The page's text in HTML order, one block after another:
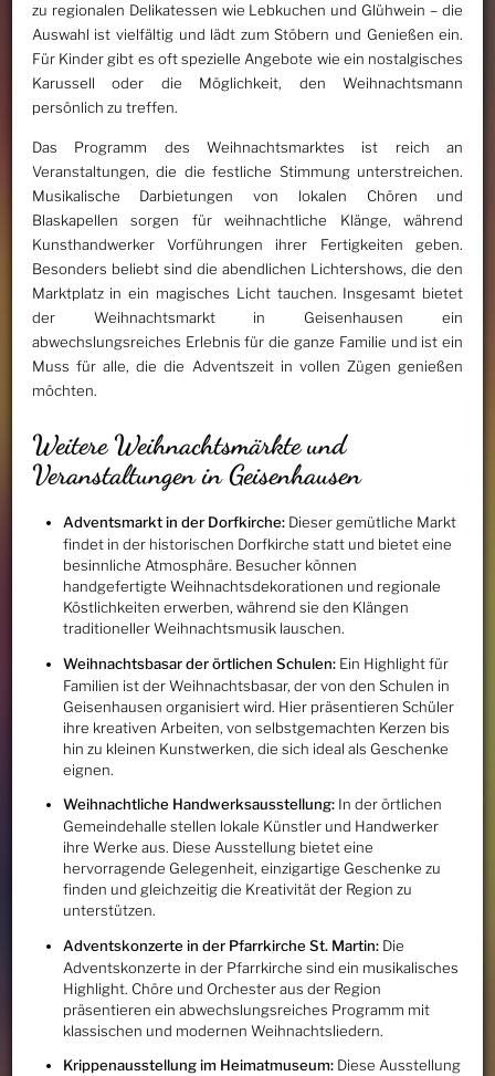
zu regionalen Delikatessen wie Lebkuchen und Glühwein – die
Auswahl ist vielfältig und lädt zum Stöbern und Genießen ein.
Für Kinder gibt es oft spezielle Angebote wie ein nostalgisches
Karussell oder die Möglichkeit, den Weihnachtsmann
persönlich zu treffen.
Das Programm des Weihnachtsmarktes ist reich an
Veranstaltungen, die die festliche Stimmung unterstreichen.
Musikalische Darbietungen von lokalen Chören und
Blaskapellen sorgen für weihnachtliche Klänge, während
Kunsthandwerker Vorführungen ihrer Fertigkeiten geben.
Besonders beliebt sind die abendlichen Lichtershows, die den
Marktplatz in ein magisches Licht tauchen. Insgesamt bietet
der Weihnachtsmarkt in Geisenhausen ein
abwechslungsreiches Erlebnis für die ganze Familie und ist ein
Muss für alle, die die Adventszeit in vollen Zügen genießen
möchten.
Weitere Weihnachtsmärkte und
Veranstaltungen in Geisenhausen
Adventsmarkt in der Dorfkirche:Dieser gemütliche Markt
findet in der historischen Dorfkirche statt und bietet eine
besinnliche Atmosphäre. Besucher können
handgefertigte Weihnachtsdekorationen und regionale
Köstlichkeiten erwerben, während sie den Klängen
traditioneller Weihnachtsmusik lauschen.
Weihnachtsbasar der örtlichen Schulen:Ein Highlight für
Familien ist der Weihnachtsbasar, der von den Schulen in
Geisenhausen organisiert wird. Hier präsentieren Schüler
ihre kreativen Arbeiten, von selbstgemachten Kerzen bis
hin zu kleinen Kunstwerken, die sich ideal als Geschenke
eignen.
Weihnachtliche Handwerksausstellung:In der örtlichen
Gemeindehalle stellen lokale Künstler und Handwerker
ihre Werke aus. Diese Ausstellung bietet eine
hervorragende Gelegenheit, einzigartige Geschenke zu
finden und gleichzeitig die Kreativität der Region zu
unterstützen.
Adventskonzerte in der Pfarrkirche St. Martin:Die
Adventskonzerte in der Pfarrkirche sind ein musikalisches
Highlight. Chöre und Orchester aus der Region
präsentieren ein abwechslungsreiches Programm mit
klassischen und modernen Weihnachtsliedern.
Krippenausstellung im Heimatmuseum:Diese Ausstellung